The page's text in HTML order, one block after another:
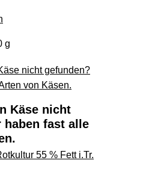
g
Käse nicht
haben fast alle